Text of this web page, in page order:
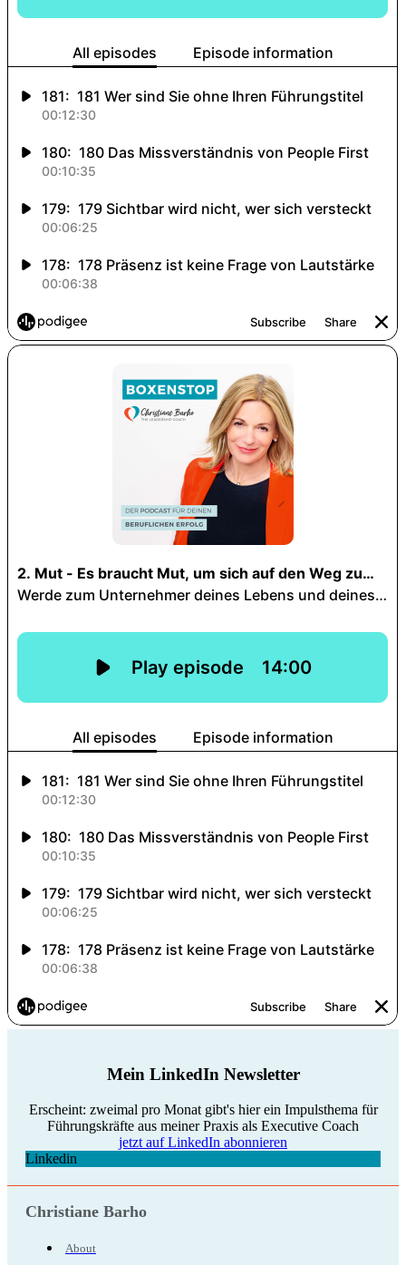
Mein LinkedIn Newsletter
Erscheint: zweimal pro Monat gibt's hier ein Impulsthema für
Führungskräfte aus meiner Praxis als Executive Coach
jetzt auf LinkedIn abonnieren
Linkedin
Christiane Barho
About